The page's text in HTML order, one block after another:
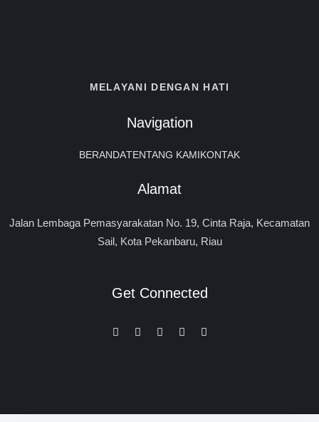
MELAYANI DENGAN HATI
Navigation
BERANDATENTANG KAMIKONTAK
Alamat
Jalan Lembaga Pemasyarakatan No. 19, Cinta Raja, Kecamatan
Sail, Kota Pekanbaru, Riau
Get Connected